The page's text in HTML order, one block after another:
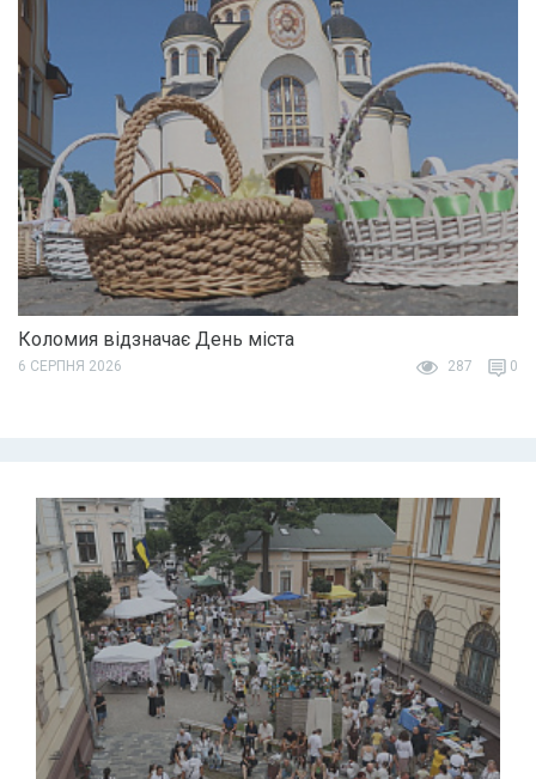
Коломия відзначає День міста
6 СЕРПНЯ 2026 287 0